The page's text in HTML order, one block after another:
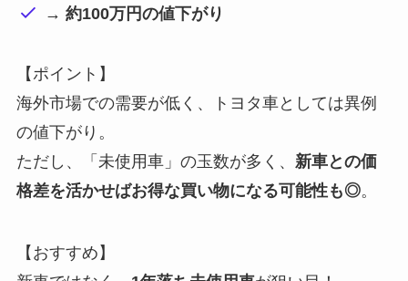
→ 約100万円の値下がり
【ポイント】
海外市場での需要が低く、トヨタ車としては異例
の値下がり。
ただし、「未使用車」の玉数が多く、 新車との価
格差を活かせばお得な買い物になる可能性も◎。
【おすすめ】